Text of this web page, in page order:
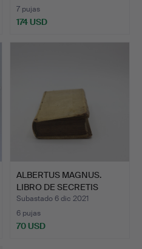
7 pujas
174 USD
ALBERTUS MAGNUS.
LIBRO DE SECRETIS
MULIERU…
Subastado 6 dic 2021
6 pujas
70 USD